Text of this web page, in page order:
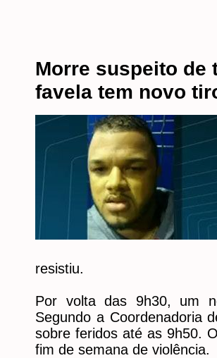
Morre suspeito de
favela tem novo
resistiu.
Por volta das 9h30, um
Segundo a Coordenadoria
sobre feridos até as 9h50.
fim de semana de violência.